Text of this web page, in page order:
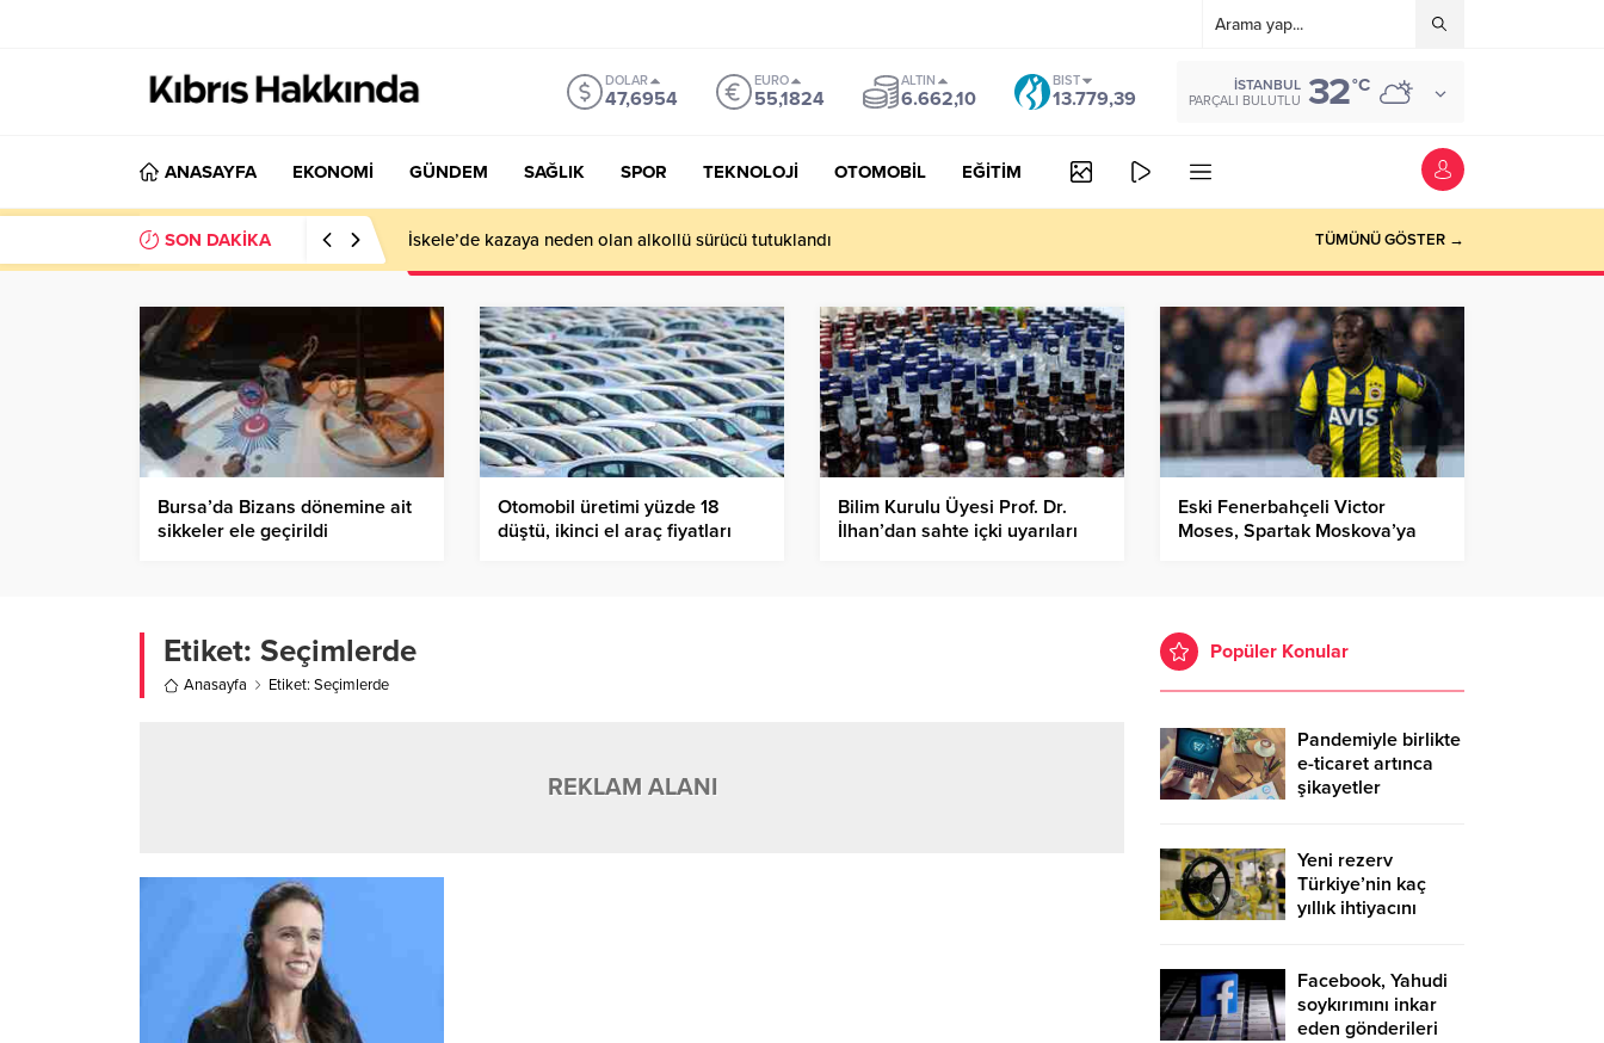
DOLAR
47,6954
EURO
55,1824
ALTIN
6.662,10
BIST
13.779,39
İSTANBUL
PARÇALI BULUTLU 32°C
ANASAYFA EKONOMİ GÜNDEM SAĞLIK SPOR TEKNOLOJİ OTOMOBİL EĞİTİM
SON DAKİKA İskele’de kazaya neden olan alkollü sürücü tutuklandı TÜMÜNÜ GÖSTER →
Bursa’da Bizans dönemine ait
sikkeler ele geçirildi
Otomobil üretimi yüzde 18
düştü, ikinci el araç fiyatları
Bilim Kurulu Üyesi Prof. Dr.
İlhan’dan sahte içki uyarıları
Eski Fenerbahçeli Victor
Moses, Spartak Moskova’ya
Etiket: Seçimlerde
Anasayfa Etiket: Seçimlerde
REKLAM ALANI
Popüler Konular
Pandemiyle birlikte
e-ticaret artınca
şikayetler
Yeni rezerv
Türkiye’nin kaç
yıllık ihtiyacını
Facebook, Yahudi
soykırımını inkar
eden gönderileri